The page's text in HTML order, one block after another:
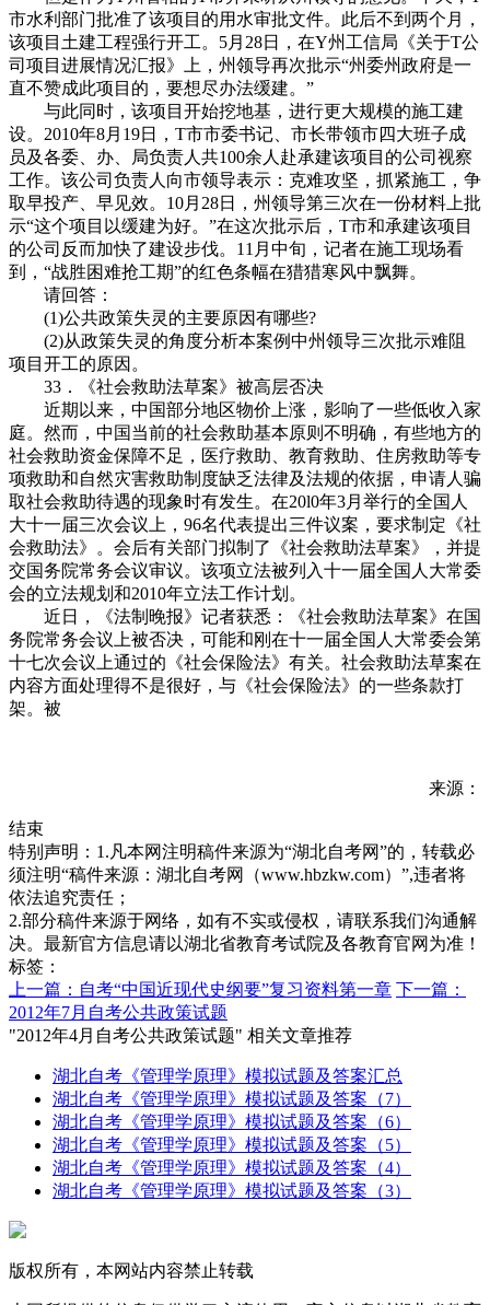
市水利部门批准了该项目的用水审批文件。此后不到两个月，
该项目土建工程强行开工。5月28日，在Y州工信局《关于T公
司项目进展情况汇报》上，州领导再次批示“州委州政府是一
直不赞成此项目的，要想尽办法缓建。”
与此同时，该项目开始挖地基，进行更大规模的施工建
设。2010年8月19日，T市市委书记、市长带领市四大班子成
员及各委、办、局负责人共100余人赴承建该项目的公司视察
工作。该公司负责人向市领导表示：克难攻坚，抓紧施工，争
取早投产、早见效。10月28日，州领导第三次在一份材料上批
示“这个项目以缓建为好。”在这次批示后，T市和承建该项目
的公司反而加快了建设步伐。11月中旬，记者在施工现场看
到，“战胜困难抢工期”的红色条幅在猎猎寒风中飘舞。
请回答：
(1)公共政策失灵的主要原因有哪些?
(2)从政策失灵的角度分析本案例中州领导三次批示难阻
项目开工的原因。
33．《社会救助法草案》被高层否决
近期以来，中国部分地区物价上涨，影响了一些低收入家
庭。然而，中国当前的社会救助基本原则不明确，有些地方的
社会救助资金保障不足，医疗救助、教育救助、住房救助等专
项救助和自然灾害救助制度缺乏法律及法规的依据，申请人骗
取社会救助待遇的现象时有发生。在20l0年3月举行的全国人
大十一届三次会议上，96名代表提出三件议案，要求制定《社
会救助法》。会后有关部门拟制了《社会救助法草案》，并提
交国务院常务会议审议。该项立法被列入十一届全国人大常委
会的立法规划和2010年立法工作计划。
近日，《法制晚报》记者获悉：《社会救助法草案》在国
务院常务会议上被否决，可能和刚在十一届全国人大常委会第
十七次会议上通过的《社会保险法》有关。社会救助法草案在
内容方面处理得不是很好，与《社会保险法》的一些条款打
架。被
来源：
结束
特别声明：1.凡本网注明稿件来源为“湖北自考网”的，转载必
须注明“稿件来源：湖北自考网（www.hbzkw.com）”,违者将
依法追究责任；
2.部分稿件来源于网络，如有不实或侵权，请联系我们沟通解
决。最新官方信息请以湖北省教育考试院及各教育官网为准！
标签：
上一篇：自考“中国近现代史纲要”复习资料第一章 下一篇：
2012年7月自考公共政策试题
"2012年4月自考公共政策试题" 相关文章推荐
湖北自考《管理学原理》模拟试题及答案汇总
湖北自考《管理学原理》模拟试题及答案（7）
湖北自考《管理学原理》模拟试题及答案（6）
湖北自考《管理学原理》模拟试题及答案（5）
湖北自考《管理学原理》模拟试题及答案（4）
湖北自考《管理学原理》模拟试题及答案（3）
版权所有，本网站内容禁止转载